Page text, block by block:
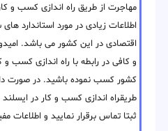
مهاجرت از طریق راه اندازی کسب و
اطلاعات زیادی در مورد استاندارد
اقتصادی در این کشور می باشد.
و کافی در رابطه با راه اندازی کسب و
کشور کسب نموده باشید. در صورت
طریقراه اندازی کسب و کار در
ثبتا تماس برقرار نمایید و اطلاعات